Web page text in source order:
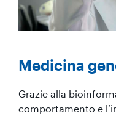
Medicina
Grazie alla
comportamento e